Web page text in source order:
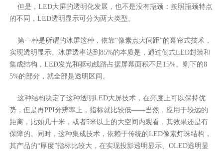
但是，LED大屏的透明化发展，也不是没有瓶颈：按照瓶颈特点
的不同，LED透明显示可分为两大类型。
第一种是所谓的冰屏这种，依靠“像素点大间距”的幕帘式技术，
实现透明显示。冰屏透率达到85%的本质是，通过侧式LED封装和
集成结构，LED发光和驱动线路占据屏幕面积不足15%。剩下的8
5%的部分，就全部是透明区间。
这种结构决定了这种透明LED大屏技术，在亮度上可以保持优
势，但是再PPI分辨率上，指标就比较低——当然，应用于较远的
距离，比如几十米，或者5米以上的大空间内观看，其效果还是有
保障的。同时，这种集成技术，依赖于传统的LED像素灯珠结构，
其产品的“厚度”指标比较大，在实现投影透明显示、OLED透明显